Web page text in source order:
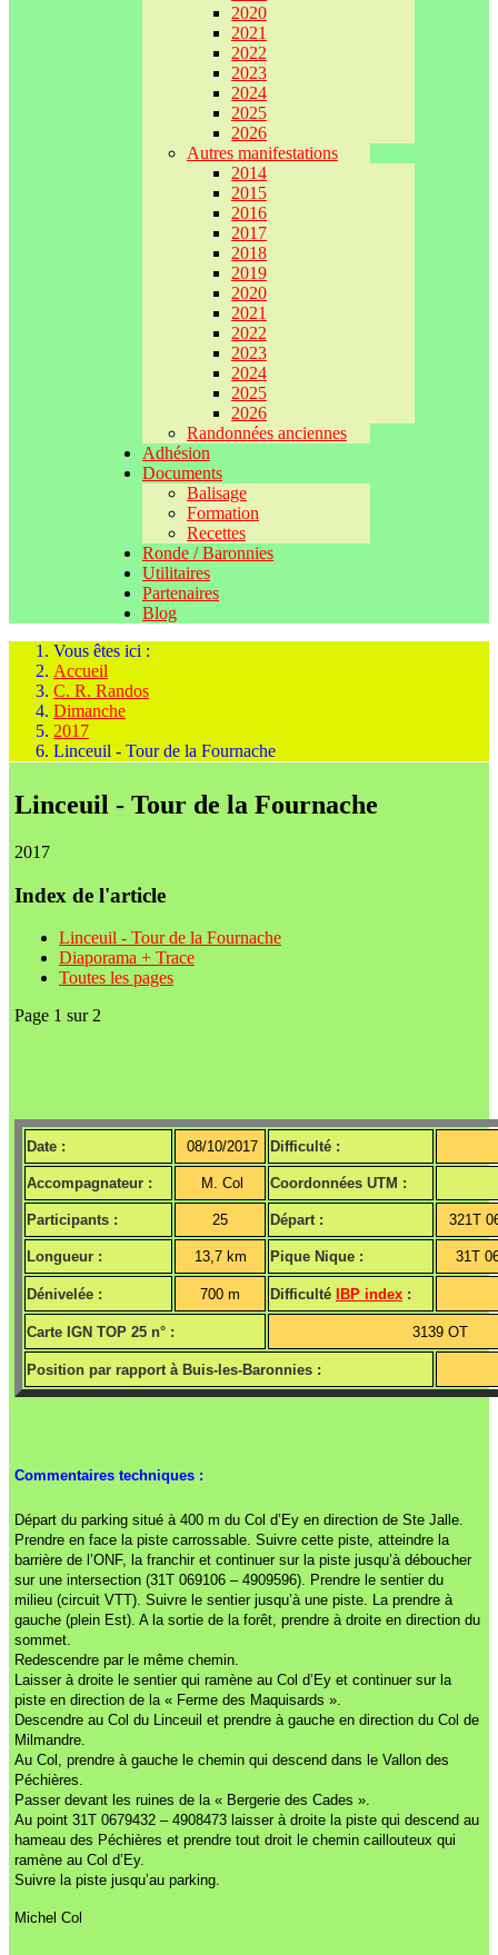
2020
2021
2022
2023
2024
2025
2026
Autres manifestations
2014
2015
2016
2017
2018
2019
2020
2021
2022
2023
2024
2025
2026
Randonnées anciennes
Adhésion
Documents
Balisage
Formation
Recettes
Ronde / Baronnies
Utilitaires
Partenaires
Blog
Vous êtes ici :
Accueil
C. R. Randos
Dimanche
2017
Linceuil - Tour de la Fournache
Linceuil - Tour de la Fournache
2017
Index de l'article
Linceuil - Tour de la Fournache
Diaporama + Trace
Toutes les pages
Page 1 sur 2
Date : 08/10/2017 Difficulté :
Accompagnateur : M. Col Coordonnées UTM :
Participants : 25 Départ : 321T
Longueur : 13,7 km Pique Nique : 31T
Dénivelée : 700 m Difficulté IBP index :
Carte IGN TOP 25 n° : 3139 OT
Position par rapport à Buis-les-Baronnies :
Commentaires techniques :
Départ du parking situé à 400 m du Col d’Ey en direction de Ste Jalle.
Prendre en face la piste carrossable. Suivre cette piste, atteindre la
barrière de l’ONF, la franchir et continuer sur la piste jusqu’à déboucher
sur une intersection (31T 069106 – 4909596). Prendre le sentier du
milieu (circuit VTT). Suivre le sentier jusqu’à une piste. La prendre à
gauche (plein Est). A la sortie de la forêt, prendre à droite en direction du
sommet.
Redescendre par le même chemin.
Laisser à droite le sentier qui ramène au Col d’Ey et continuer sur la
piste en direction de la « Ferme des Maquisards ».
Descendre au Col du Linceuil et prendre à gauche en direction du Col de
Milmandre.
Au Col, prendre à gauche le chemin qui descend dans le Vallon des
Péchières.
Passer devant les ruines de la « Bergerie des Cades ».
Au point 31T 0679432 – 4908473 laisser à droite la piste qui descend au
hameau des Péchières et prendre tout droit le chemin caillouteux qui
ramène au Col d’Ey.
Suivre la piste jusqu’au parking.
Michel Col